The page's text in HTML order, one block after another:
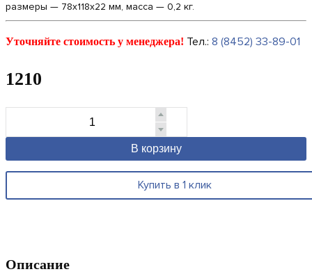
размеры — 78х118х22 мм, масса — 0,2 кг.
Уточняйте стоимость у менеджера! Тел.: 8 (8452) 33-89-01
1210
В корзину
Купить в 1 клик
Описание